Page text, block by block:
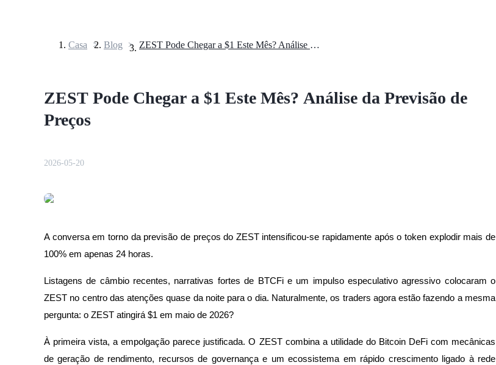
Futuros usando USDT como garantia
Futuros de criptomoeda
Casa > Blog > ZEST Pode Chegar a $1 Este Mês? Análise da Previsão de Preços
ZEST Pode Chegar a $1 Este Mês? Análise da Previsão de
Preços
2026-05-20
A conversa em torno da previsão de preços do ZEST intensificou-se rapidamente após o token explodir mais de
100% em apenas 24 horas.
Listagens de câmbio recentes, narrativas fortes de BTCFi e um impulso especulativo agressivo colocaram o
ZEST no centro das atenções quase da noite para o dia. Naturalmente, os traders agora estão fazendo a mesma
pergunta: o ZEST atingirá $1 em maio de 2026?
À primeira vista, a empolgação parece justificada. O ZEST combina a utilidade do Bitcoin DeFi com mecânicas
de geração de rendimento, recursos de governança e um ecossistema em rápido crescimento ligado à rede